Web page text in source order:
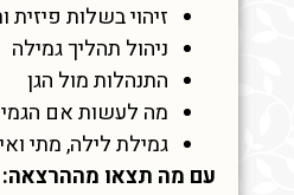
זיהוי בשלות
ניהול תהליך גמילה
התנהלות מול הגן
מה לעשות אם
גמילת לילה, מתי
עם מה תצאו מההרצאה: